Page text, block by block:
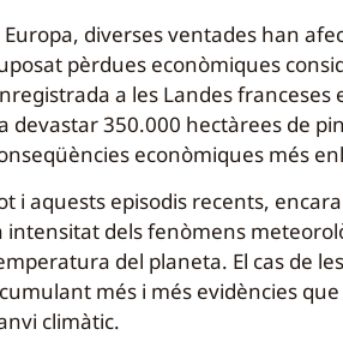
Europa, diverses ventades han
pèrdues econòmiques
a les Landes
devastar 350.000 hectàrees de
econòmiques més
i aquests episodis recents,
intensitat dels fenòmens
del planeta. El cas de
més i més evidències
climàtic.